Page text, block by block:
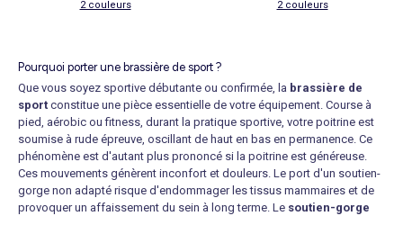
2 couleurs 2 couleurs
Pourquoi porter une brassière de sport ?
Que vous soyez sportive débutante ou confirmée, la brassière de
sport constitue une pièce essentielle de votre équipement. Course à
pied, aérobic ou fitness, durant la pratique sportive, votre poitrine est
soumise à rude épreuve, oscillant de haut en bas en permanence. Ce
phénomène est d'autant plus prononcé si la poitrine est généreuse.
Ces mouvements génèrent inconfort et douleurs. Le port d'un soutien-
gorge non adapté risque d'endommager les tissus mammaires et de
provoquer un affaissement du sein à long terme. Le soutien-gorge